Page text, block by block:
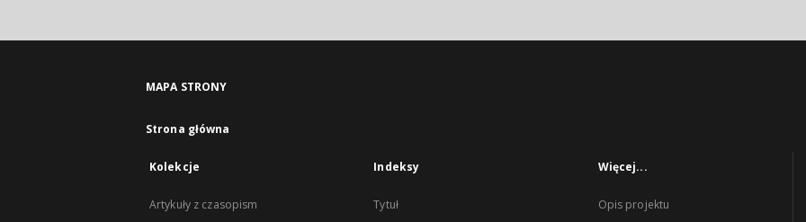
MAPA STRONY
Strona główna
Kolekcje
Artykuły z czasopism
Indeksy
Tytuł
Więcej...
Opis projektu